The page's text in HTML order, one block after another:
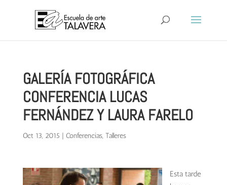
GALERÍA FOTOGRÁFICA
CONFERENCIA LUCAS
FERNÁNDEZ Y LAURA FARELO
Oct 13, 2015 | Conferencias, Talleres
Esta tarde